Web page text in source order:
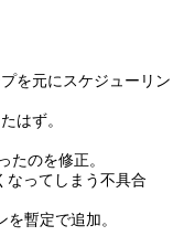
を元にスケジューリン
はず。
たのを修正。
なってしまう不具合
暫定で追加。